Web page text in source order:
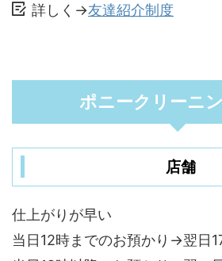
詳しく→友達紹介制度
ポニークリーニ
店舗
仕上がりが早い
当日12時までのお預かり→翌日